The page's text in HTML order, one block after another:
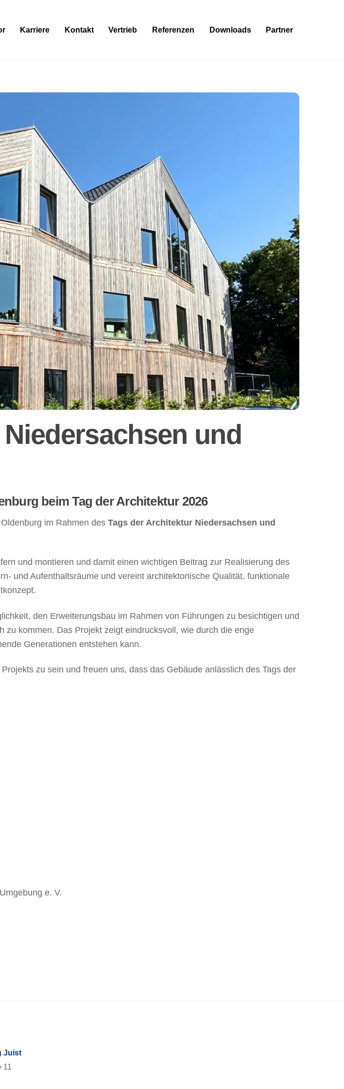
Karriere Kontakt Vertrieb Referenzen Downloads Partner
und
beim Tag der Architektur 2026
im Rahmen des Tags der Architektur Niedersachsen und
und montieren und damit einen wichtigen Beitrag zur Realisierung des
und Aufenthaltsräume und vereint architektonische Qualität, funktionale
den Erweiterungsbau im Rahmen von Führungen zu besichtigen und
kommen. Das Projekt zeigt eindrucksvoll, wie durch die enge
Generationen entstehen kann.
zu sein und freuen uns, dass das Gebäude anlässlich des Tags der
e. V.
Juist
11